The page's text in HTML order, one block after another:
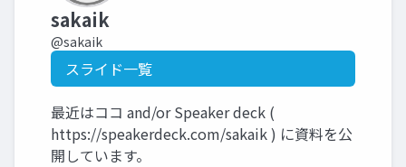
sakaik
@sakaik
スライド一覧
最近はココ and/or Speaker deck (
https://speakerdeck.com/sakaik ) に資料を公
開しています。